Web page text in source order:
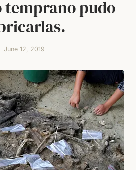
pudo
June 12, 2019